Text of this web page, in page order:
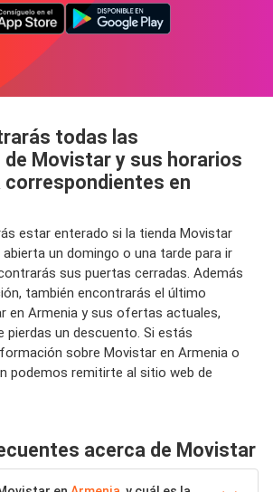
todas las
Movistar y sus horarios
correspondientes en
estar enterado si la tienda Movistar
un domingo o una tarde para ir
sus puertas cerradas. Además
también encontrarás el último
en Armenia y sus ofertas actuales,
pierdas un descuento. Si estás
sobre Movistar en Armenia o
podemos remitirte al sitio web de
acerca de Movistar